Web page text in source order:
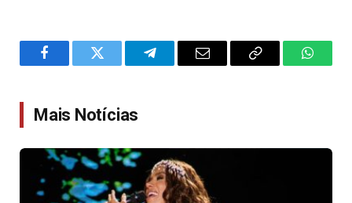
FacebookTwitter TelegramEmail
Copy
Mais Notícias